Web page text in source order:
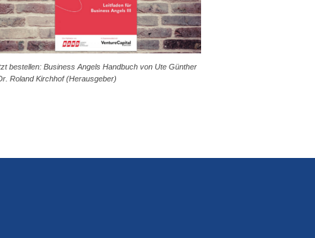
bestellen: Business Angels Handbuch von Ute Günther
Roland Kirchhof (Herausgeber)